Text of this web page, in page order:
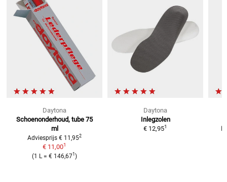
Daytona
Schoenonderhoud, tube 75
ml
Adviesprijs € 11,952
€ 11,001
(1 L =€ 146,671)
Daytona
Inlegzolen
€ 12,951